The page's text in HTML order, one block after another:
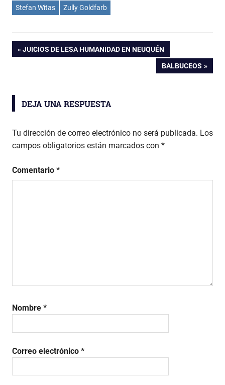
Stefan Witas
Zully Goldfarb
Navegación
ENTRADA
JUICIOS DE LESA HUMANIDAD EN NEUQUÉN
ENTRADA
BALBUCEOS
DEJA UNA RESPUESTA
Tu dirección de correo electrónico no será publicada. Los
campos obligatorios están marcados con *
Comentario *
Nombre *
Correo electrónico *